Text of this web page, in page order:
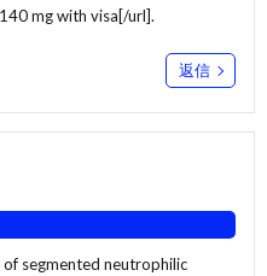
mg with visa[/url].
返信
segmented neutrophilic